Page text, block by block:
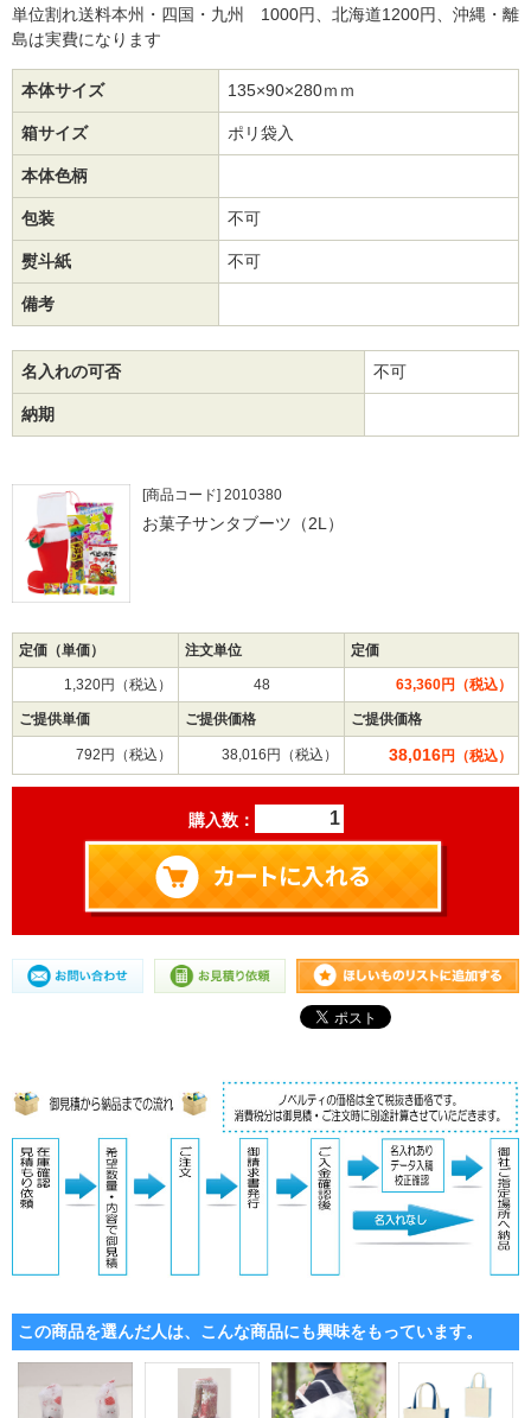
単位割れ送料本州・四国・九州 1000円、北海道1200円、沖縄・離
島は実費になります
本体サイズ 135×90×280ｍｍ
箱サイズ ポリ袋入
本体色柄
包装 不可
熨斗紙 不可
備考
名入れの可否 不可
納期
[商品コード] 2010380
お菓子サンタブーツ（2L）
定価（単価） 注文単位 定価
1,320円（税込） 48 63,360円（税込）
ご提供単価 ご提供価格 ご提供価格
792円（税込） 38,016円（税込） 38,016円（税込）
購入数：
この商品を選んだ人は、こんな商品にも興味をもっています。